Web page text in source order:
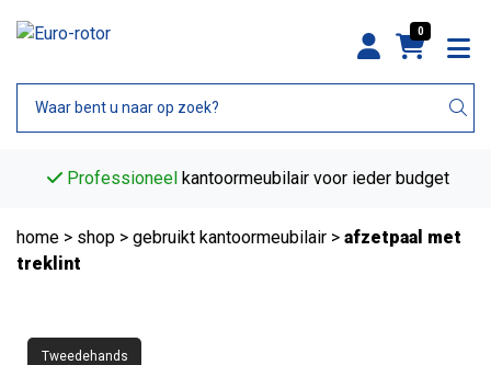
0
Professioneelkantoormeubilair voor ieder budget
home > shop > gebruikt kantoormeubilair > afzetpaal met
treklint
Tweedehands